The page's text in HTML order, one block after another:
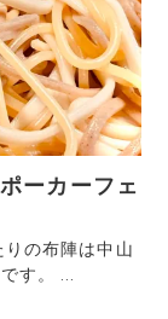
ーカーフェ
の布陣は中山
す。 ...